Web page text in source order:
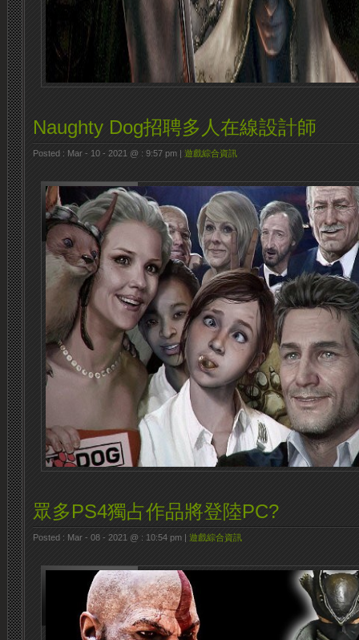
Naughty Dog招聘多人在線設計師
Posted : Mar - 10 - 2021 @ : 9:57 pm | 遊戲綜合資訊
眾多PS4獨占作品將登陸PC?
Posted : Mar - 08 - 2021 @ : 10:54 pm | 遊戲綜合資訊